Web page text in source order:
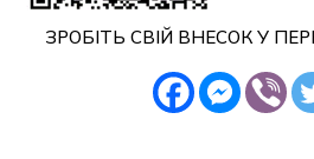
ЗРОБІТЬ СВІЙ ВНЕСОК У